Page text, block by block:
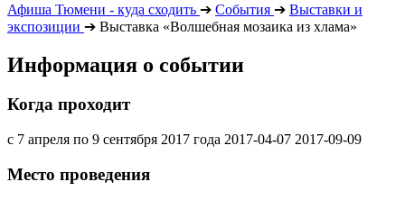
Афиша Тюмени - куда сходить ➔ События ➔ Выставки и
экспозиции ➔ Выставка «Волшебная мозаика из хлама»
Информация о событии
Когда проходит
с 7 апреля по 9 сентября 2017 года 2017-04-07 2017-09-09
Место проведения